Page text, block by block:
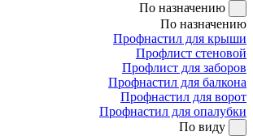
По назначению
По назначению
Профнастил для крыши
Профлист стеновой
Профлист для заборов
Профнастил для балкона
Профнастил для ворот
Профнастил для опалубки
По виду